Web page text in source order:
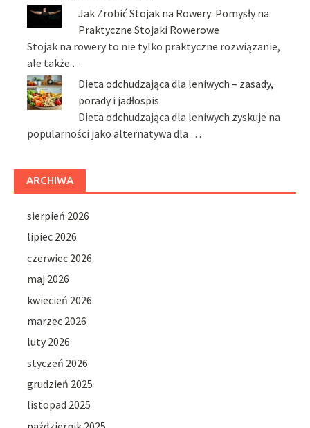
Jak Zrobić Stojak na Rowery: Pomysły na
Praktyczne Stojaki Rowerowe
Stojak na rowery to nie tylko praktyczne rozwiązanie,
ale także …
Dieta odchudzająca dla leniwych – zasady,
porady i jadłospis
Dieta odchudzająca dla leniwych zyskuje na
popularności jako alternatywa dla …
ARCHIWA
sierpień 2026
lipiec 2026
czerwiec 2026
maj 2026
kwiecień 2026
marzec 2026
luty 2026
styczeń 2026
grudzień 2025
listopad 2025